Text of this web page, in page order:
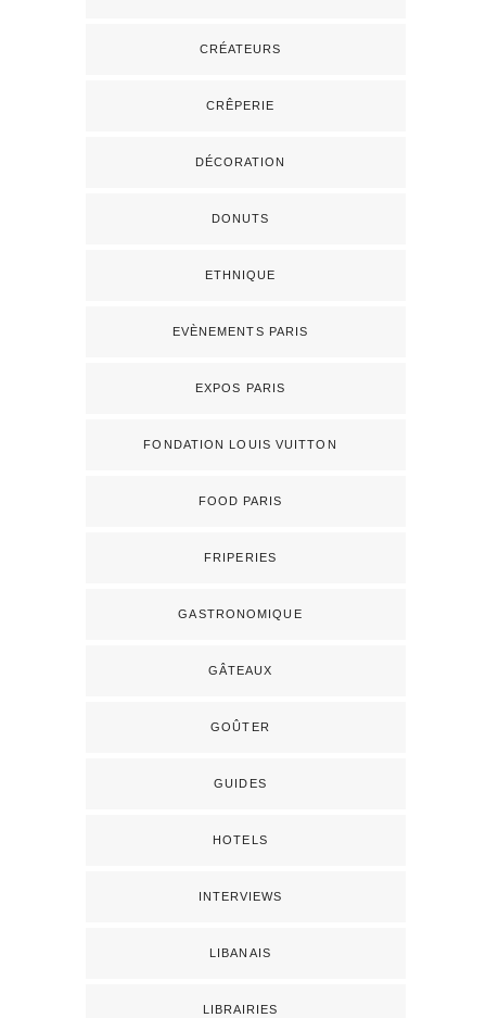
CRÉATEURS
CRÊPERIE
DÉCORATION
DONUTS
ETHNIQUE
EVÈNEMENTS PARIS
EXPOS PARIS
FONDATION LOUIS VUITTON
FOOD PARIS
FRIPERIES
GASTRONOMIQUE
GÂTEAUX
GOÛTER
GUIDES
HOTELS
INTERVIEWS
LIBANAIS
LIBRAIRIES